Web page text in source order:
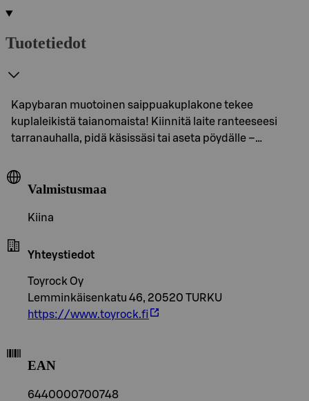
Tuotetiedot
Kapybaran muotoinen saippuakuplakone tekee
kuplaleikistä taianomaista! Kiinnitä laite ranteeseesi
tarranauhalla, pidä käsissäsi tai aseta pöydälle –…
Valmistusmaa
Kiina
Yhteystiedot
Toyrock Oy
Lemminkäisenkatu 46, 20520 TURKU
https://www.toyrock.fi
EAN
6440000700748